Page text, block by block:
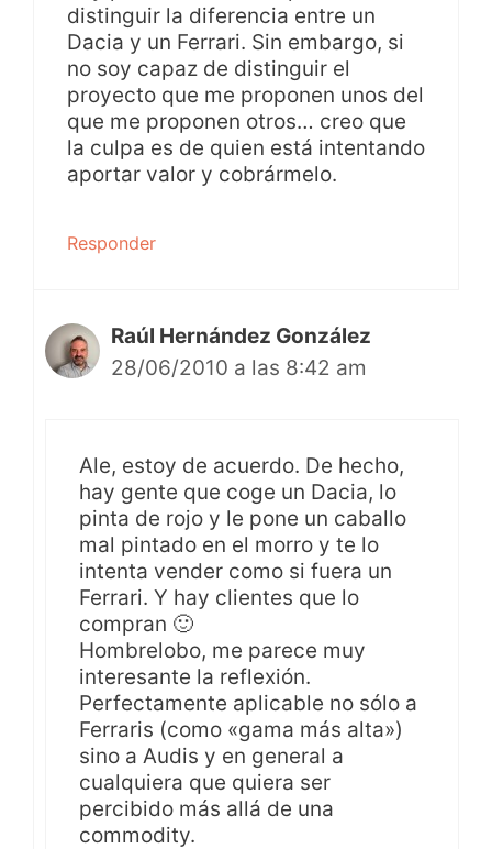
distinguir la diferencia entre un
Dacia y un Ferrari. Sin embargo, si
no soy capaz de distinguir el
proyecto que me proponen unos del
que me proponen otros… creo que
la culpa es de quien está intentando
aportar valor y cobrármelo.
Responder
Raúl Hernández González
28/06/2010 a las 8:42 am
Ale, estoy de acuerdo. De hecho,
hay gente que coge un Dacia, lo
pinta de rojo y le pone un caballo
mal pintado en el morro y te lo
intenta vender como si fuera un
Ferrari. Y hay clientes que lo
compran 🙂
Hombrelobo, me parece muy
interesante la reflexión.
Perfectamente aplicable no sólo a
Ferraris (como «gama más alta»)
sino a Audis y en general a
cualquiera que quiera ser
percibido más allá de una
commodity.